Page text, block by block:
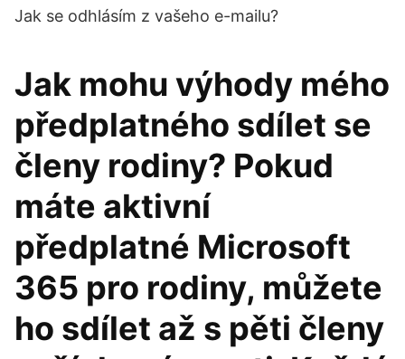
Jak se odhlásím z vašeho e-mailu?
Jak mohu výhody mého
předplatného sdílet se
členy rodiny? Pokud
máte aktivní
předplatné Microsoft
365 pro rodiny, můžete
ho sdílet až s pěti členy